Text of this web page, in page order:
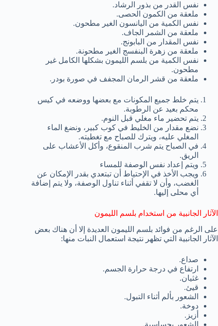
نفس القدر من بذور الرشاد.
ملعقة من الكمون الحصى.
نفس الكمية من اليانسون الغير مطحون.
ملعقة من الشمر الجاف.
نفس المقدار من البابونج.
ملعقة من زهرة البنفسج الغير مطحونة.
نفس الكمية من بلسم الليمون بشكلها الكامل غير
مطحون.
ملعقة من قشر الرمان المجفف في صورة بودر.
يتم خلط جميع المكونات مع بعضها ووضعه في كيس
محكم بعيد عن الرطوبة.
يتم تحضير ماء مغلي قبل النوم.
نضع مقدار من الخليط في كوب كبير، ونضغ الماء
المغلي عليه، ويترك للصباح مع تغطيته.
في الصباح يتم شرب المنقوع، وأكل الأعشاب على
الريق.
ويتم إعداد نفس الوصفة للمساء
ويجب الأخذ في الإحتياط أن تبتعدي بقدر الإمكان عن
الغضب، وأن لا تقفي أثناء تناول الوصفة، ولا يتم إضافة
أي محلى إليها.
الآثار الجانبية من استخدام بلسم الليمون
على الرغم من فوائد بلسم الليمون العديدة إلا أن هناك بعض
الآثار الجانبية التي تظهر نتيجة استعمال النبات منها:
صداع.
ارتفاع في درجة حرارة الجسم.
غثيان.
قيئ.
الشعور بألم أثناء التبول.
دوخة.
أزيز.